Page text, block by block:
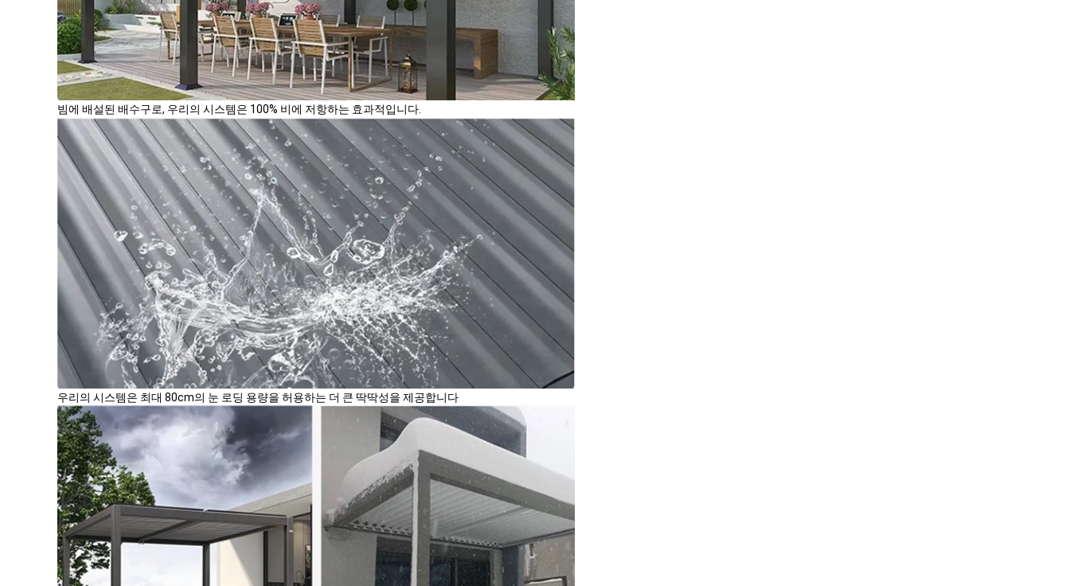
빔에 배설된 배수구로, 우리의 시스템은 100% 비에 저항하는 효과적입니다.
우리의 시스템은 최대 80cm의 눈 로딩 용량을 허용하는 더 큰 딱딱성을 제공합니다